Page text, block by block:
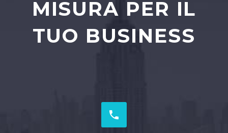
MISURA PER IL
TUO BUSINESS

